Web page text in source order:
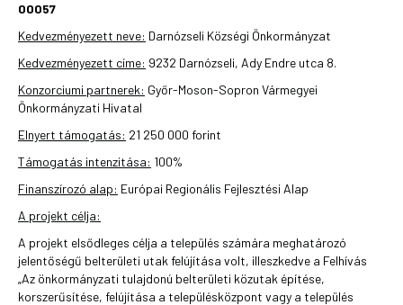
00057
Kedvezményezett neve: Darnózseli Községi Önkormányzat
Kedvezményezett címe: 9232 Darnózseli, Ady Endre utca 8.
Konzorciumi partnerek: Győr-Moson-Sopron Vármegyei
Önkormányzati Hivatal
Elnyert támogatás: 21 250 000 forint
Támogatás intenzitása: 100%
Finanszírozó alap: Európai Regionális Fejlesztési Alap
A projekt célja:
A projekt elsődleges célja a település számára meghatározó
jelentőségű belterületi utak felújítása volt, illeszkedve a Felhívás
„Az önkormányzati tulajdonú belterületi közutak építése,
korszerűsítése, felújítása a településközpont vagy a település